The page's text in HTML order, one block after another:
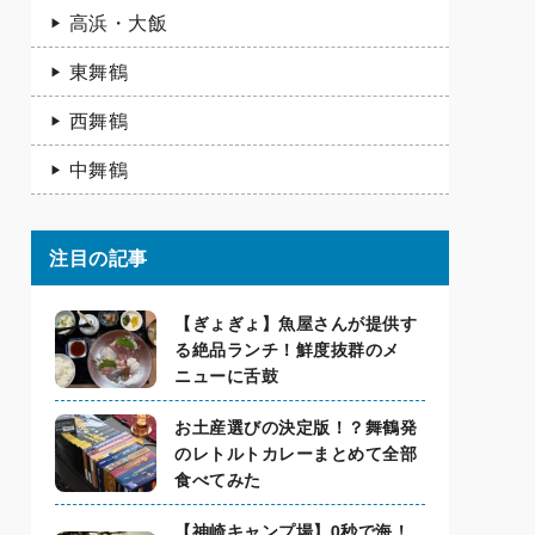
高浜・大飯
東舞鶴
西舞鶴
中舞鶴
注目の記事
【ぎょぎょ】魚屋さんが提供す
る絶品ランチ！鮮度抜群のメ
ニューに舌鼓
お土産選びの決定版！？舞鶴発
のレトルトカレーまとめて全部
食べてみた
【神崎キャンプ場】0秒で海！